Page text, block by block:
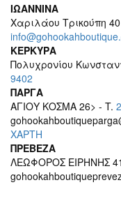
ΙΩΑΝΝΙΝΑ
Χαριλάου Τρικούπη
ΚΕΡΚΥΡΑ
Πολυχρονίου
9402
ΠΑΡΓΑ
ΑΓΙΟΥ ΚΟΣΜΑ 26> - T.
ΧΑΡΤΗ
ΠΡΕΒΕΖΑ
ΛΕΩΦΟΡΟΣ ΕΙΡΗΝΗΣ